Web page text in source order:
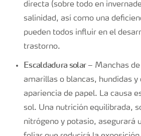
directa (sobre todo en
salinidad, así como una
pueden todos influir en el
trastorno.
Escaldadura solar– Manchas
amarillas o blancas, hundidas y
apariencia de papel. La causa
sol. Una nutrición equilibrada,
nitrógeno y potasio, asegurará